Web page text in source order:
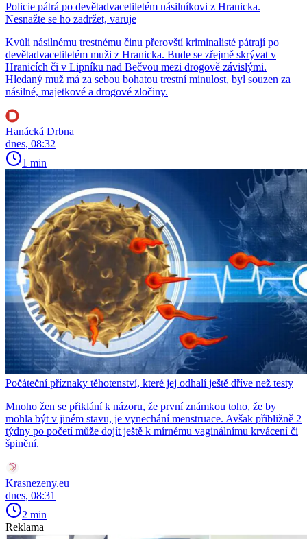
Policie pátrá po devětadvacetiletém násilníkovi z Hranicka.
Nesnažte se ho zadržet, varuje
Kvůli násilnému trestnému činu přerovští kriminalisté pátrají po
devětadvacetiletém muži z Hranicka. Bude se zřejmě skrývat v
Hranicích či v Lipníku nad Bečvou mezi drogově závislými.
Hledaný muž má za sebou bohatou trestní minulost, byl souzen za
násilné, majetkové a drogové zločiny.
Hanácká Drbna
dnes, 08:32
1 min
Počáteční příznaky těhotenství, které jej odhalí ještě dříve než testy
Mnoho žen se přiklání k názoru, že první známkou toho, že by
mohla být v jiném stavu, je vynechání menstruace. Avšak přibližně 2
týdny po početí může dojít ještě k mírnému vaginálnímu krvácení či
špinění.
Krasnezeny.eu
dnes, 08:31
2 min
Reklama